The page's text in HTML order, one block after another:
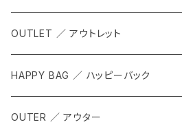
OUTLET ／ アウトレット
HAPPY BAG ／ ハッピーバック
OUTER ／ アウター